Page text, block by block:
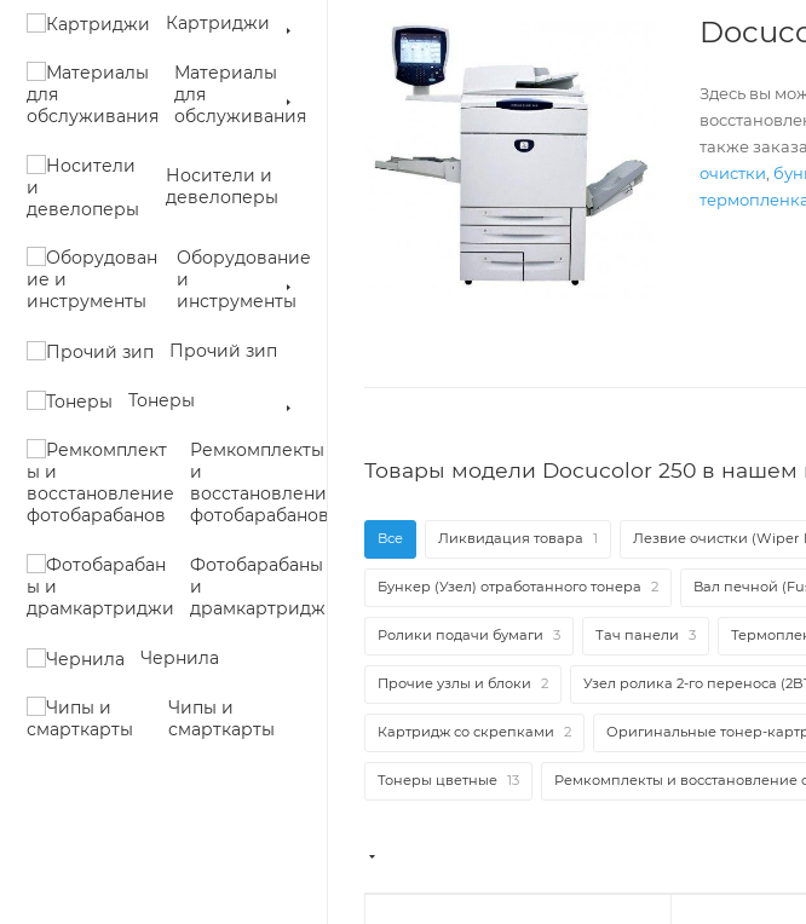
Картриджи
Материалы
для
обслуживания
Носители и
девелоперы
Оборудование
и
инструменты
Прочий зип
Тонеры
Ремкомплекты
и
восстановление
фотобарабанов
Фотобарабаны
и
драмкартриджи
Чернила
Чипы и
смарткарты
Здесь вы
также
очистки
Товары модели Docucolor 250 в нашем
Все Ликвидация товара 1 Лезвие очистки (Wiper
Бункер (Узел) отработанного тонера 2 Вал печной
Ролики подачи бумаги 3 Тач панели 3
Прочие узлы и блоки 2 Узел ролика 2-го переноса
Картридж со скрепками 2 Оригинальные тонер-
Тонеры цветные 13 Ремкомплекты и восстановление